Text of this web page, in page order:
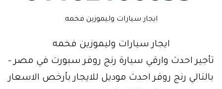
ايجار سيارات وليموزين فخمه
ايجار سيارات وليموزين فخمه
تأجير احدث وارقي سيارة رنج روفر سبورت في مصر –
بالتالي رنج روفر احدث موديل للايجار بأرخص الاسعار